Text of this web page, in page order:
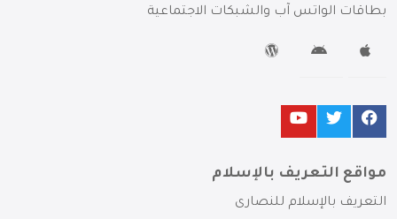
بطاقات الواتس آب والشبكات الاجتماعية
مواقع التعريف بالإسلام
التعريف بالإسلام للنصارى